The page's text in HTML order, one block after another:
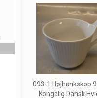
093-1 Højhankskop 9
Kongelig Dansk